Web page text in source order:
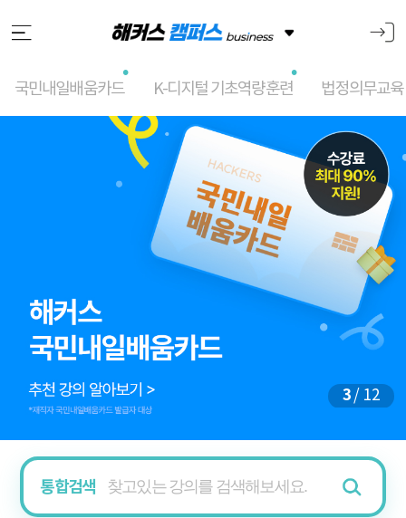
국민내일배움카드 K-디지털 기초역량훈련 법정의무교육
3 / 12
통합검색